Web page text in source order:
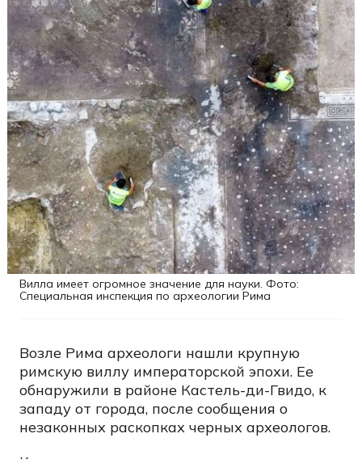
Вилла имеет огромное значение для науки. Фото:
Специальная инспекция по археологии Рима
Возле Рима археологи нашли крупную
римскую виллу императорской эпохи. Ее
обнаружили в районе Кастель-ди-Гвидо, к
западу от города, после сообщения о
незаконных раскопках черных археологов.